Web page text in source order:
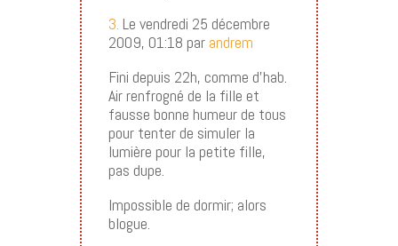
3. Le vendredi 25 décembre
2009, 01:18 par andrem
Fini depuis 22h, comme d’hab.
Air renfrogné de la fille et
fausse bonne humeur de tous
pour tenter de simuler la
lumière pour la petite fille,
pas dupe.
Impossible de dormir; alors
blogue.